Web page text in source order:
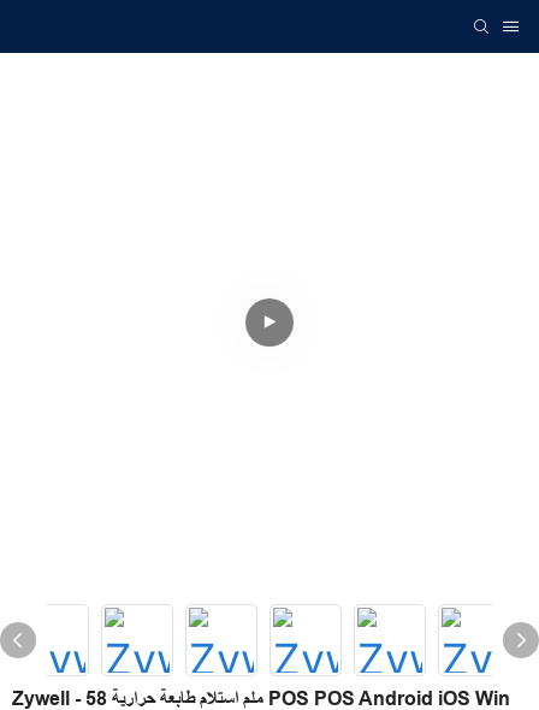
Zywell - 58 ملم استلام طابعة حرارية POS POS Android iOS Win